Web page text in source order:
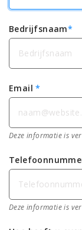
Bedrijfsnaam*
Email*
Deze informatie is
Deze informatie is